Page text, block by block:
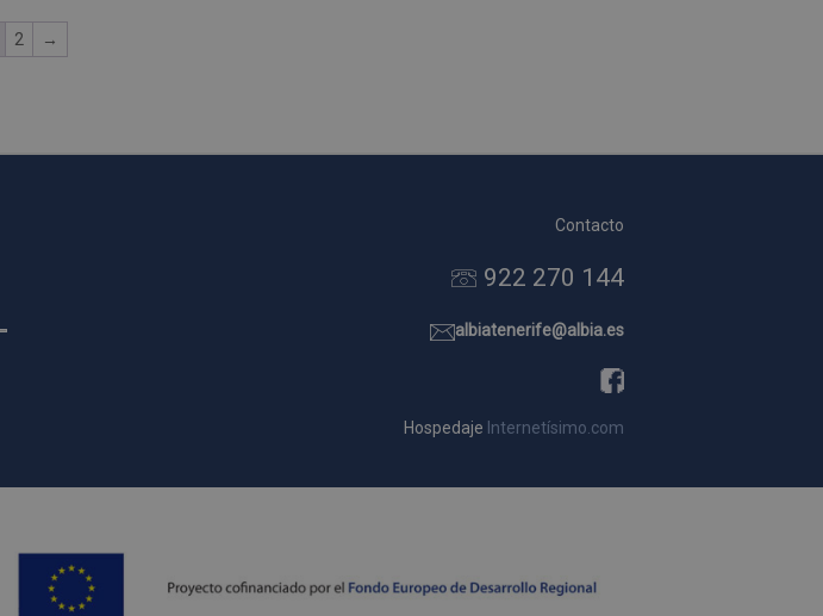
2 →
Contacto
922 270 144
albiatenerife@albia.es
Hospedaje Internetísimo.com